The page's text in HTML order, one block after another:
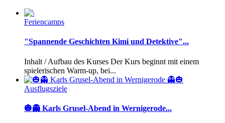
Feriencamps
"Spannende Geschichten Kimi und Detektive"...
Inhalt / Aufbau des Kurses Der Kurs beginnt mit einem
spielerischen Warm-up, bei...
Ausflugsziele
🎃👻 Karls Grusel-Abend in Wernigerode...